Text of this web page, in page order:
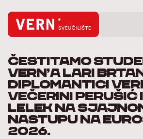
Čestitamo
VERN’a Lari
diplomantici
Večerini Perušić
LELEK na
nastupu na
2026.